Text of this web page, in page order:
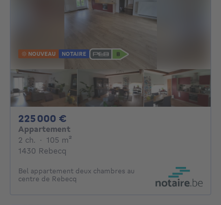
NOUVEAU NOTAIRE
225 000 €
Appartement
2 ch. 2 chambres
· 105 m²
1430 Rebecq
Bel appartement deux chambres au
centre de Rebecq